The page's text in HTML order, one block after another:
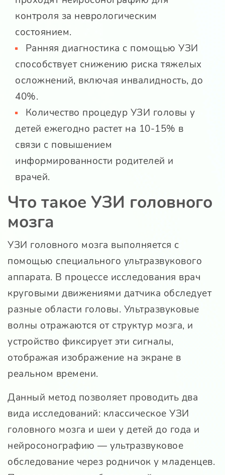
контроля за неврологическим
состоянием.
Ранняя диагностика с помощью УЗИ
способствует снижению риска тяжелых
осложнений, включая инвалидность, до
40%.
Количество процедур УЗИ головы у
детей ежегодно растет на 10-15% в
связи с повышением
информированности родителей и
врачей.
Что такое УЗИ головного
мозга
УЗИ головного мозга выполняется с
помощью специального ультразвукового
аппарата. В процессе исследования врач
круговыми движениями датчика обследует
разные области головы. Ультразвуковые
волны отражаются от структур мозга, и
устройство фиксирует эти сигналы,
отображая изображение на экране в
реальном времени.
Данный метод позволяет проводить два
вида исследований: классическое УЗИ
головного мозга и шеи у детей до года и
нейросонографию — ультразвуковое
обследование через родничок у младенцев.